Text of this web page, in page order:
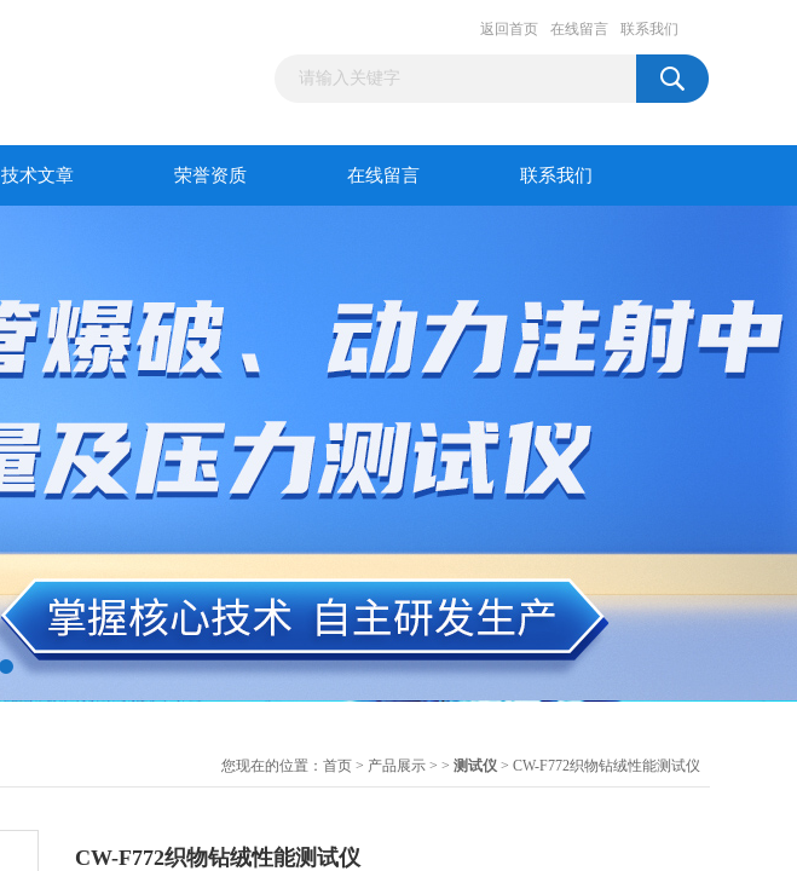
返回首页 在线留言 联系我们
技术文章 荣誉资质 在线留言 联系我们
您现在的位置： 首页 > 产品展示 > > 测试仪 > CW-F772织物钻绒性能测试仪
CW-F772织物钻绒性能测试仪